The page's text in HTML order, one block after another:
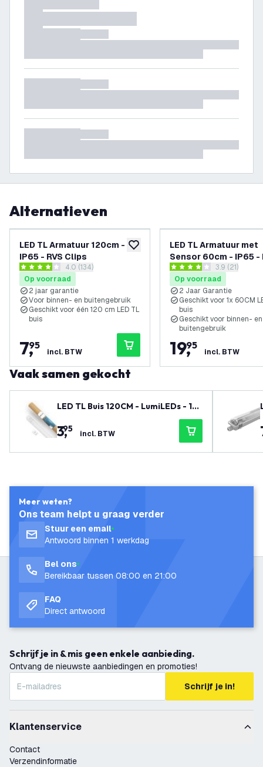
Alternatieven
toevoegen aan verlanglijst
LED TL Armatuur 120cm -
IP65 - RVS Clips
reviews drawer openen
4 score sterren4.0 (134)
Op voorraad
2 jaar garantie
Voor binnen- en buitengebruik
Geschikt voor één 120 cm LED TL
buis
7,
95
incl. BTW
LED TL Armatuur met
Sensor 60cm - IP65 -
Clips
reviews
3.9 score sterren3.9 (21)
Op voorraad
2 Jaar Garantie
Geschikt voor 1x 60CM
buis
Geschikt voor binnen- en
buitengebruik
19,
95
incl. BTW
Vaak samen gekocht
LED TL Buis 120CM - LumiLEDs - 12
W - 4000K - 1920 Lumen - High Effi
ciency
3,
95 incl. BTW
Meer weten?
Ons team helpt u graag verder
Stuur een email
Antwoord binnen 1 werkdag
Bel ons
Bereikbaar tussen 08:00 en 21:00
FAQ
Direct antwoord
Schrijf je in & mis geen enkele aanbieding.
Ontvang de nieuwste aanbiedingen en promoties!
Schrijf je in!
Klantenservice
Contact
Verzendinformatie